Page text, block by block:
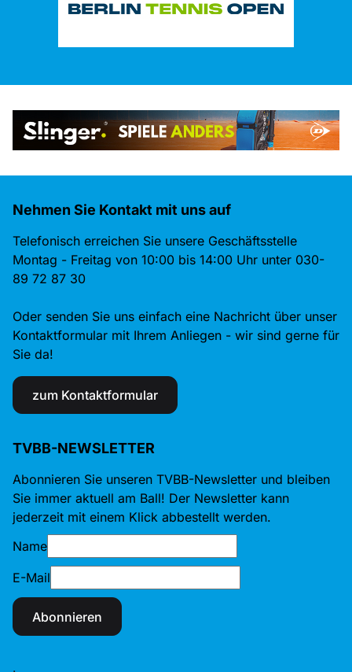
Nehmen Sie Kontakt mit uns auf
Telefonisch erreichen Sie unsere Geschäftsstelle
Montag - Freitag von 10:00 bis 14:00 Uhr unter 030-
89 72 87 30
Oder senden Sie uns einfach eine Nachricht über unser
Kontaktformular mit Ihrem Anliegen - wir sind gerne für
Sie da!
zum Kontaktformular
TVBB-NEWSLETTER
Abonnieren Sie unseren TVBB-Newsletter und bleiben
Sie immer aktuell am Ball! Der Newsletter kann
jederzeit mit einem Klick abbestellt werden.
Name
E-Mail
Abonnieren